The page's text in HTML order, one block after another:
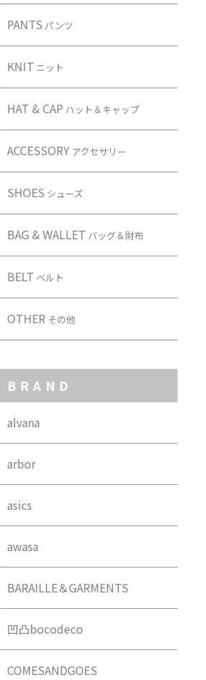
PANTS パンツ
KNIT ニット
HAT & CAP ハット＆キャップ
ACCESSORYアクセサリー
SHOES シューズ
BAG & WALLET バッグ＆財布
BELT ベルト
OTHERその他
BRAND
alvana
arbor
asics
awasa
BARAILLE＆GARMENTS
凹凸bocodeco
COMESANDGOES